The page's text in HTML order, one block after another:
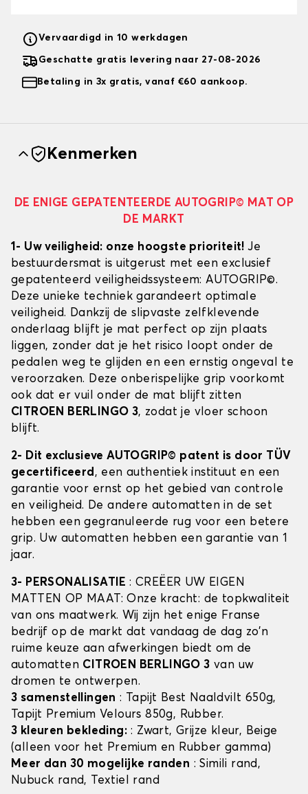
Vervaardigd in 10 werkdagen
Geschatte gratis levering naar 27-08-2026
Betaling in 3x gratis, vanaf €60 aankoop.
Kenmerken
DE ENIGE GEPATENTEERDE AUTOGRIP© MAT OP
DE MARKT
1- Uw veiligheid: onze hoogste prioriteit!Je
bestuurdersmat is uitgerust met een exclusief
gepatenteerd veiligheidssysteem: AUTOGRIP©.
Deze unieke techniek garandeert optimale
veiligheid. Dankzij de slipvaste zelfklevende
onderlaag blijft je mat perfect op zijn plaats
liggen, zonder dat je het risico loopt onder de
pedalen weg te glijden en een ernstig ongeval te
veroorzaken. Deze onberispelijke grip voorkomt
ook dat er vuil onder de mat blijft zitten
CITROEN BERLINGO 3, zodat je vloer schoon
blijft.
2- Dit exclusieve AUTOGRIP© patent is door TÜV
gecertificeerd, een authentiek instituut en een
garantie voor ernst op het gebied van controle
en veiligheid. De andere automatten in de set
hebben een gegranuleerde rug voor een betere
grip. Uw automatten hebben een garantie van 1
jaar.
3- PERSONALISATIE: CREËER UW EIGEN
MATTEN OP MAAT: Onze kracht: de topkwaliteit
van ons maatwerk. Wij zijn het enige Franse
bedrijf op de markt dat vandaag de dag zo'n
ruime keuze aan afwerkingen biedt om de
automatten CITROEN BERLINGO 3 van uw
dromen te ontwerpen.
3 samenstellingen : Tapijt Best Naaldvilt 650g,
Tapijt Premium Velours 850g, Rubber.
3 kleuren bekleding: : Zwart, Grijze kleur, Beige
(alleen voor het Premium en Rubber gamma)
Meer dan 30 mogelijke randen : Simili rand,
Nubuck rand, Textiel rand